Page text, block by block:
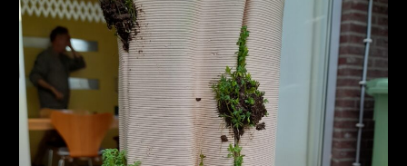
wilgen
workshops...